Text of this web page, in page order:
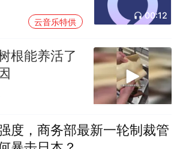
云音乐特供
00:12
根能养活了
度，商务部最新一轮制裁管